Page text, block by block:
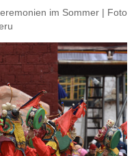
im Sommer | Foto